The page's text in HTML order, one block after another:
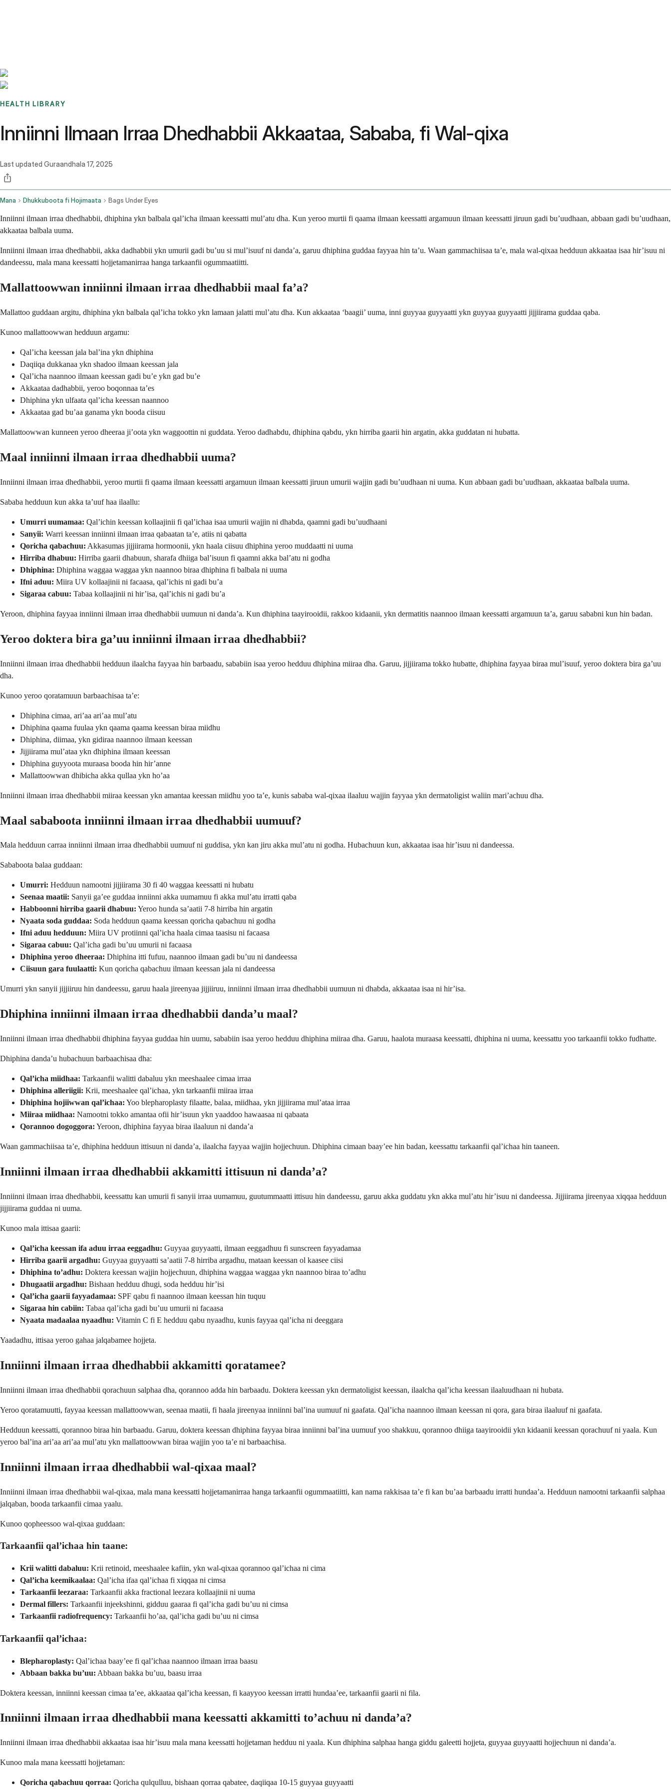
HEALTH LIBRARY
Inniinni Ilmaan Irraa Dhedhabbii Akkaataa, Sababa, fi Wal-qixa
Last updated Guraandhala 17, 2025
Mana Dhukkuboota fi Hojimaata Bags Under Eyes
Inniinni ilmaan irraa dhedhabbii, dhiphina ykn balbala qal’icha ilmaan keessatti mul’atu dha. Kun yeroo murtii fi qaama ilmaan keessatti argamuun ilmaan keessatti jiruun gadi bu’uudhaan, abbaan gadi bu’uudhaan,
akkaataa balbala uuma.
Inniinni ilmaan irraa dhedhabbii, akka dadhabbii ykn umurii gadi bu’uu si mul’isuuf ni danda’a, garuu dhiphina guddaa fayyaa hin ta’u. Waan gammachiisaa ta’e, mala wal-qixaa hedduun akkaataa isaa hir’isuu ni
dandeessu, mala mana keessatti hojjetamanirraa hanga tarkaanfii ogummaatiitti.
Mallattoowwan inniinni ilmaan irraa dhedhabbii maal fa’a?
Mallattoo guddaan argitu, dhiphina ykn balbala qal’icha tokko ykn lamaan jalatti mul’atu dha. Kun akkaataa ‘baagii’ uuma, inni guyyaa guyyaatti ykn guyyaa guyyaatti jijjiirama guddaa qaba.
Kunoo mallattoowwan hedduun argamu:
Qal’icha keessan jala bal’ina ykn dhiphina
Daqiiqa dukkanaa ykn shadoo ilmaan keessan jala
Qal’icha naannoo ilmaan keessan gadi bu’e ykn gad bu’e
Akkaataa dadhabbii, yeroo boqonnaa ta’es
Dhiphina ykn ulfaata qal’icha keessan naannoo
Akkaataa gad bu’aa ganama ykn booda ciisuu
Mallattoowwan kunneen yeroo dheeraa ji’oota ykn waggoottin ni guddata. Yeroo dadhabdu, dhiphina qabdu, ykn hirriba gaarii hin argatin, akka guddatan ni hubatta.
Maal inniinni ilmaan irraa dhedhabbii uuma?
Inniinni ilmaan irraa dhedhabbii, yeroo murtii fi qaama ilmaan keessatti argamuun ilmaan keessatti jiruun umurii wajjin gadi bu’uudhaan ni uuma. Kun abbaan gadi bu’uudhaan, akkaataa balbala uuma.
Sababa hedduun kun akka ta’uuf haa ilaallu:
Umurri uumamaa: Qal’ichin keessan kollaajinii fi qal’ichaa isaa umurii wajjin ni dhabda, qaamni gadi bu’uudhaani
Sanyii: Warri keessan inniinni ilmaan irraa qabaatan ta’e, atiis ni qabatta
Qoricha qabachuu: Akkasumas jijjiirama hormoonii, ykn haala ciisuu dhiphina yeroo muddaatti ni uuma
Hirriba dhabuu: Hirriba gaarii dhabuun, sharafa dhiiga bal’isuun fi qaamni akka bal’atu ni godha
Dhiphina: Dhiphina waggaa waggaa ykn naannoo biraa dhiphina fi balbala ni uuma
Ifni aduu: Miira UV kollaajinii ni facaasa, qal’ichis ni gadi bu’a
Sigaraa cabuu: Tabaa kollaajinii ni hir’isa, qal’ichis ni gadi bu’a
Yeroon, dhiphina fayyaa inniinni ilmaan irraa dhedhabbii uumuun ni danda’a. Kun dhiphina taayirooidii, rakkoo kidaanii, ykn dermatitis naannoo ilmaan keessatti argamuun ta’a, garuu sababni kun hin badan.
Yeroo doktera bira ga’uu inniinni ilmaan irraa dhedhabbii?
Inniinni ilmaan irraa dhedhabbii hedduun ilaalcha fayyaa hin barbaadu, sababiin isaa yeroo hedduu dhiphina miiraa dha. Garuu, jijjiirama tokko hubatte, dhiphina fayyaa biraa mul’isuuf, yeroo doktera bira ga’uu
dha.
Kunoo yeroo qoratamuun barbaachisaa ta’e:
Dhiphina cimaa, ari’aa ari’aa mul’atu
Dhiphina qaama fuulaa ykn qaama qaama keessan biraa miidhu
Dhiphina, diimaa, ykn gidiraa naannoo ilmaan keessan
Jijjiirama mul’ataa ykn dhiphina ilmaan keessan
Dhiphina guyyoota muraasa booda hin hir’anne
Mallattoowwan dhibicha akka qullaa ykn ho’aa
Inniinni ilmaan irraa dhedhabbii miiraa keessan ykn amantaa keessan miidhu yoo ta’e, kunis sababa wal-qixaa ilaaluu wajjin fayyaa ykn dermatoligist waliin mari’achuu dha.
Maal sababoota inniinni ilmaan irraa dhedhabbii uumuuf?
Mala hedduun carraa inniinni ilmaan irraa dhedhabbii uumuuf ni guddisa, ykn kan jiru akka mul’atu ni godha. Hubachuun kun, akkaataa isaa hir’isuu ni dandeessa.
Sababoota balaa guddaan:
Umurri: Hedduun namootni jijjiirama 30 fi 40 waggaa keessatti ni hubatu
Seenaa maatii: Sanyii ga’ee guddaa inniinni akka uumamuu fi akka mul’atu irratti qaba
Habboonni hirriba gaarii dhabuu: Yeroo hunda sa’aatii 7-8 hirriba hin argatin
Nyaata soda guddaa: Soda hedduun qaama keessan qoricha qabachuu ni godha
Ifni aduu hedduun: Miira UV protiinni qal’icha haala cimaa taasisu ni facaasa
Sigaraa cabuu: Qal’icha gadi bu’uu umurii ni facaasa
Dhiphina yeroo dheeraa: Dhiphina itti fufuu, naannoo ilmaan gadi bu’uu ni dandeessa
Ciisuun gara fuulaatti: Kun qoricha qabachuu ilmaan keessan jala ni dandeessa
Umurri ykn sanyii jijjiiruu hin dandeessu, garuu haala jireenyaa jijjiiruu, inniinni ilmaan irraa dhedhabbii uumuun ni dhabda, akkaataa isaa ni hir’isa.
Dhiphina inniinni ilmaan irraa dhedhabbii danda’u maal?
Inniinni ilmaan irraa dhedhabbii dhiphina fayyaa guddaa hin uumu, sababiin isaa yeroo hedduu dhiphina miiraa dha. Garuu, haalota muraasa keessatti, dhiphina ni uuma, keessattu yoo tarkaanfii tokko fudhatte.
Dhiphina danda’u hubachuun barbaachisaa dha:
Qal’icha miidhaa: Tarkaanfii walitti dabaluu ykn meeshaalee cimaa irraa
Dhiphina alleriigii: Krii, meeshaalee qal’ichaa, ykn tarkaanfii miiraa irraa
Dhiphina hojiiwwan qal’ichaa: Yoo blepharoplasty filaatte, balaa, miidhaa, ykn jijjiirama mul’ataa irraa
Miiraa miidhaa: Namootni tokko amantaa ofii hir’isuun ykn yaaddoo hawaasaa ni qabaata
Qorannoo dogoggora: Yeroon, dhiphina fayyaa biraa ilaaluun ni danda’a
Waan gammachiisaa ta’e, dhiphina hedduun ittisuun ni danda’a, ilaalcha fayyaa wajjin hojjechuun. Dhiphina cimaan baay’ee hin badan, keessattu tarkaanfii qal’ichaa hin taaneen.
Inniinni ilmaan irraa dhedhabbii akkamitti ittisuun ni danda’a?
Inniinni ilmaan irraa dhedhabbii, keessattu kan umurii fi sanyii irraa uumamuu, guutummaatti ittisuu hin dandeessu, garuu akka guddatu ykn akka mul’atu hir’isuu ni dandeessa. Jijjiirama jireenyaa xiqqaa hedduun
jijjiirama guddaa ni uuma.
Kunoo mala ittisaa gaarii:
Qal’icha keessan ifa aduu irraa eeggadhu: Guyyaa guyyaatti, ilmaan eeggadhuu fi sunscreen fayyadamaa
Hirriba gaarii argadhu: Guyyaa guyyaatti sa’aatii 7-8 hirriba argadhu, mataan keessan ol kaasee ciisi
Dhiphina to’adhu: Doktera keessan wajjin hojjechuun, dhiphina waggaa waggaa ykn naannoo biraa to’adhu
Dhugaatii argadhu: Bishaan hedduu dhugi, soda hedduu hir’isi
Qal’icha gaarii fayyadamaa: SPF qabu fi naannoo ilmaan keessan hin tuquu
Sigaraa hin cabiin: Tabaa qal’icha gadi bu’uu umurii ni facaasa
Nyaata madaalaa nyaadhu: Vitamin C fi E hedduu qabu nyaadhu, kunis fayyaa qal’icha ni deeggara
Yaadadhu, ittisaa yeroo gahaa jalqabamee hojjeta.
Inniinni ilmaan irraa dhedhabbii akkamitti qoratamee?
Inniinni ilmaan irraa dhedhabbii qorachuun salphaa dha, qorannoo adda hin barbaadu. Doktera keessan ykn dermatoligist keessan, ilaalcha qal’icha keessan ilaaluudhaan ni hubata.
Yeroo qoratamuutti, fayyaa keessan mallattoowwan, seenaa maatii, fi haala jireenyaa inniinni bal’ina uumuuf ni gaafata. Qal’icha naannoo ilmaan keessan ni qora, gara biraa ilaaluuf ni gaafata.
Hedduun keessatti, qorannoo biraa hin barbaadu. Garuu, doktera keessan dhiphina fayyaa biraa inniinni bal’ina uumuuf yoo shakkuu, qorannoo dhiiga taayirooidii ykn kidaanii keessan qorachuuf ni yaala. Kun
yeroo bal’ina ari’aa ari’aa mul’atu ykn mallattoowwan biraa wajjin yoo ta’e ni barbaachisa.
Inniinni ilmaan irraa dhedhabbii wal-qixaa maal?
Inniinni ilmaan irraa dhedhabbii wal-qixaa, mala mana keessatti hojjetamanirraa hanga tarkaanfii ogummaatiitti, kan nama rakkisaa ta’e fi kan bu’aa barbaadu irratti hundaa’a. Hedduun namootni tarkaanfii salphaa
jalqaban, booda tarkaanfii cimaa yaalu.
Kunoo qopheessoo wal-qixaa guddaan:
Tarkaanfii qal’ichaa hin taane:
Krii walitti dabaluu: Krii retinoid, meeshaalee kafiin, ykn wal-qixaa qorannoo qal’ichaa ni cima
Qal’icha keemikaalaa: Qal’icha ifaa qal’ichaa fi xiqqaa ni cimsa
Tarkaanfii leezaraa: Tarkaanfii akka fractional leezara kollaajinii ni uuma
Dermal fillers: Tarkaanfii injeekshinni, gidduu gaaraa fi qal’icha gadi bu’uu ni cimsa
Tarkaanfii radiofrequency: Tarkaanfii ho’aa, qal’icha gadi bu’uu ni cimsa
Tarkaanfii qal’ichaa:
Blepharoplasty: Qal’ichaa baay’ee fi qal’ichaa naannoo ilmaan irraa baasu
Abbaan bakka bu’uu: Abbaan bakka bu’uu, baasu irraa
Doktera keessan, inniinni keessan cimaa ta’ee, akkaataa qal’icha keessan, fi kaayyoo keessan irratti hundaa’ee, tarkaanfii gaarii ni fila.
Inniinni ilmaan irraa dhedhabbii mana keessatti akkamitti to’achuu ni danda’a?
Inniinni ilmaan irraa dhedhabbii akkaataa isaa hir’isuu mala mana keessatti hojjetaman hedduu ni yaala. Kun dhiphina salphaa hanga giddu galeetti hojjeta, guyyaa guyyaatti hojjechuun ni danda’a.
Kunoo mala mana keessatti hojjetaman:
Qoricha qabachuu qorraa: Qoricha qulqulluu, bishaan qorraa qabatee, daqiiqaa 10-15 guyyaa guyyaatti